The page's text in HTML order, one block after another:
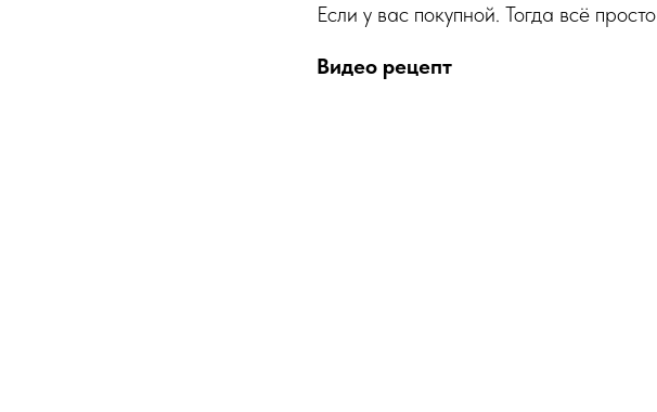
Если у вас покупной. Тогда всё просто
Видео рецепт